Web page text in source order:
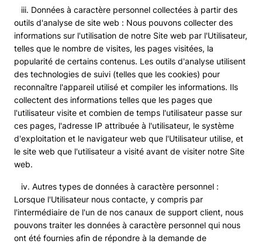
iii. Données à caractère personnel collectées à partir des
outils d'analyse de site web : Nous pouvons collecter des
informations sur l'utilisation de notre Site web par l'Utilisateur,
telles que le nombre de visites, les pages visitées, la
popularité de certains contenus. Les outils d'analyse utilisent
des technologies de suivi (telles que les cookies) pour
reconnaître l'appareil utilisé et compiler les informations. Ils
collectent des informations telles que les pages que
l'utilisateur visite et combien de temps l'utilisateur passe sur
ces pages, l'adresse IP attribuée à l'utilisateur, le système
d'exploitation et le navigateur web que l'Utilisateur utilise, et
le site web que l'utilisateur a visité avant de visiter notre Site
web.
iv. Autres types de données à caractère personnel :
Lorsque l'Utilisateur nous contacte, y compris par
l'intermédiaire de l'un de nos canaux de support client, nous
pouvons traiter les données à caractère personnel qui nous
ont été fournies afin de répondre à la demande de